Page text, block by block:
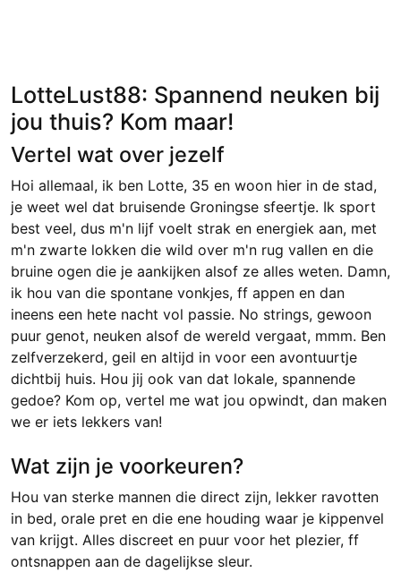
LotteLust88: Spannend neuken bij
jou thuis? Kom maar!
Vertel wat over jezelf
Hoi allemaal, ik ben Lotte, 35 en woon hier in de stad,
je weet wel dat bruisende Groningse sfeertje. Ik sport
best veel, dus m'n lijf voelt strak en energiek aan, met
m'n zwarte lokken die wild over m'n rug vallen en die
bruine ogen die je aankijken alsof ze alles weten. Damn,
ik hou van die spontane vonkjes, ff appen en dan
ineens een hete nacht vol passie. No strings, gewoon
puur genot, neuken alsof de wereld vergaat, mmm. Ben
zelfverzekerd, geil en altijd in voor een avontuurtje
dichtbij huis. Hou jij ook van dat lokale, spannende
gedoe? Kom op, vertel me wat jou opwindt, dan maken
we er iets lekkers van!
Wat zijn je voorkeuren?
Hou van sterke mannen die direct zijn, lekker ravotten
in bed, orale pret en die ene houding waar je kippenvel
van krijgt. Alles discreet en puur voor het plezier, ff
ontsnappen aan de dagelijkse sleur.